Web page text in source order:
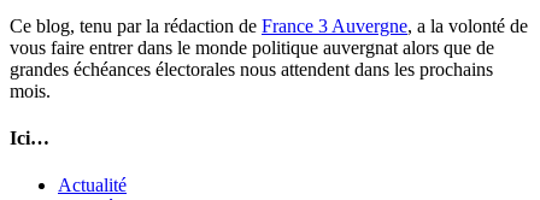
Ce blog, tenu par la rédaction de France 3 Auvergne, a la volonté de
vous faire entrer dans le monde politique auvergnat alors que de
grandes échéances électorales nous attendent dans les prochains
mois.
Ici…
Actualité